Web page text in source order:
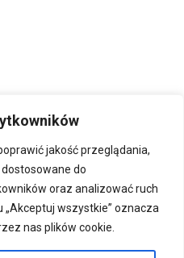
jakość przeglądania,
do
oraz analizować ruch
„Akceptuj wszystkie” oznacza
nas plików cookie.